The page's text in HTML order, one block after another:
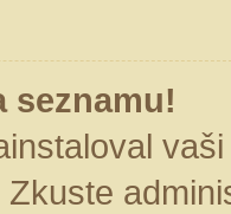
seznamu!